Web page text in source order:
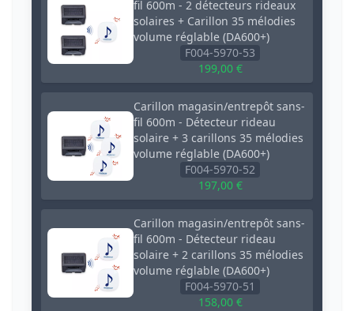
fil 600m - 2 détecteurs rideaux
solaires + Carillon 35 mélodies
volume réglable (DA600+)
F004-5970-53
199,00 €
Carillon magasin/entrepôt sans-
fil 600m - Détecteur rideau
solaire + 3 carillons 35 mélodies
volume réglable (DA600+)
F004-5970-52
197,00 €
Carillon magasin/entrepôt sans-
fil 600m - Détecteur rideau
solaire + 2 carillons 35 mélodies
volume réglable (DA600+)
F004-5970-51
158,00 €